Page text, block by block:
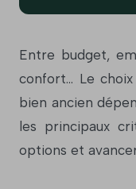
Entre budget,
confort... Le
bien ancien
les principaux
options et